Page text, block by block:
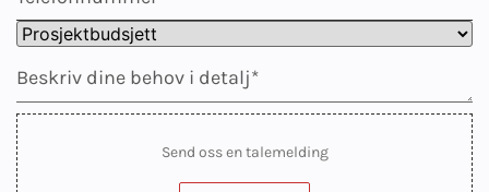
Send oss en talemelding